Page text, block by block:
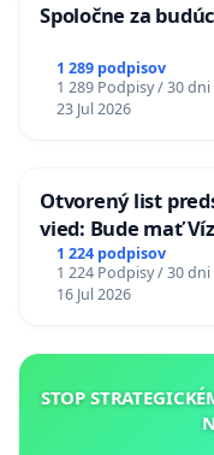
Spoločne za
1 289 podpisov
1 289 Podpisy / 30 dni
23 Jul 2026
Otvorený list
vied: Bude mať
chrbticu?
1 224 podpisov
1 224 Podpisy / 30 dni
16 Jul 2026
STOP